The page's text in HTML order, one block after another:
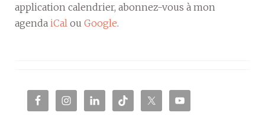
application calendrier, abonnez-vous à mon
agenda iCal ou Google.